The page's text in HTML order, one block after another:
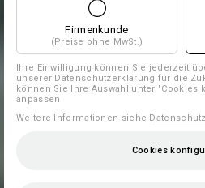
Firmenkunde
(Preise ohne MwSt.)
Ihre Einwilligung können Sie jederzeit
unserer Datenschutzerklärung für die
können Sie Ihre Auswahl unter "Cookies
anpassen
Weitere Informationen siehe
Cookies